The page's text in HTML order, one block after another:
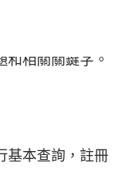
和相關關鍵字。
基本查詢，註冊